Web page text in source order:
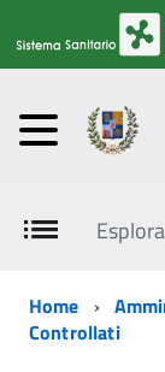
Home
Controllati